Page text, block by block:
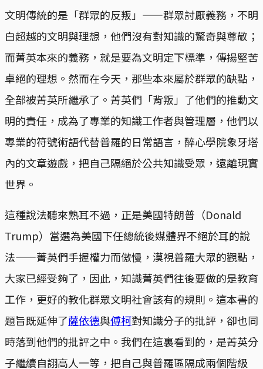
文明傳統的是「群眾的反叛」——群眾討厭義務，不明
白超越的文明與理想，他們沒有對知識的驚奇與尊敬；
而菁英本來的義務，就是要為文明定下標準，傳揚堅苦
卓絕的理想。然而在今天，那些本來屬於群眾的缺點，
全部被菁英所繼承了。菁英們「背叛」了他們的推動文
明的責任，成為了專業的知識工作者與管理層，他們以
專業的符號術語代替普羅的日常語言，醉心學院象牙塔
內的文章遊戲，把自己隔絕於公共知識受眾，遠離現實
世界。
這種說法聽來熟耳不過，正是美國特朗普（Donald
Trump）當選為美國下任總統後媒體界不絕於耳的說
法——菁英們手握權力而傲慢，漠視普羅大眾的觀點，
大家已經受夠了，因此，知識菁英們往後要做的是教育
工作，更好的教化群眾文明社會該有的規則。這本書的
題旨既延伸了薩依德與傅柯對知識分子的批評，卻也同
時落到他們的批評之中。我們在這裏看到的，是菁英分
子繼續自詡高人一等，把自己與普羅區隔成兩個階級